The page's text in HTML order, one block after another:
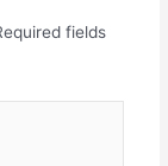
fields